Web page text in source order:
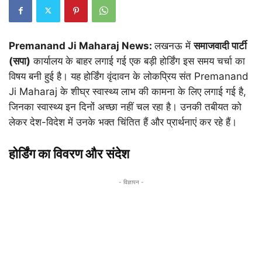
Premanand Ji Maharaj News:लखनऊ मेंसमाजवादी पार्टी
(सपा) कार्यालय के बाहर लगाई गई एक बड़ी होर्डिंग इस समय चर्चा का
विषय बनी हुई है। यह होर्डिंग वृंदावन के लोकप्रिय संत Premanand
Ji Maharaj के शीघ्र स्वास्थ्य लाभ की कामना के लिए लगाई गई है,
जिनका स्वास्थ्य इन दिनों अच्छा नहीं चल रहा है। उनकी तबीयत को
लेकर देश-विदेश में उनके भक्त चिंतित हैं और प्रार्थनाएं कर रहे हैं।
होर्डिंग का विवरण और संदेश
- विज्ञापन -